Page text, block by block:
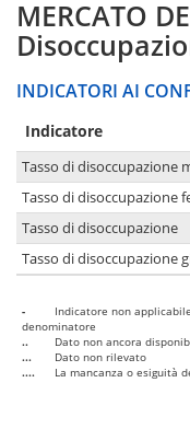
MERCATO
INDICATORI AI
Indicatore
Tasso di disoccupazione
Tasso di disoccupazione
Tasso di disoccupazione
Tasso di disoccupazione
-
Indicatore non
denominatore
..
Dato non ancora
...
Dato non rilevato
....
La mancanza o esiguità